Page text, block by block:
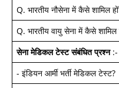
Q. भारतीय नौसेना में कैसे शामिल हों
Q. भारतीय वायु सेना में कैसे शामिल
सेना मेडिकल टेस्ट संबंधित प्रश्न:-
- इंडियन आर्मी भर्ती मेडिकल टेस्ट?